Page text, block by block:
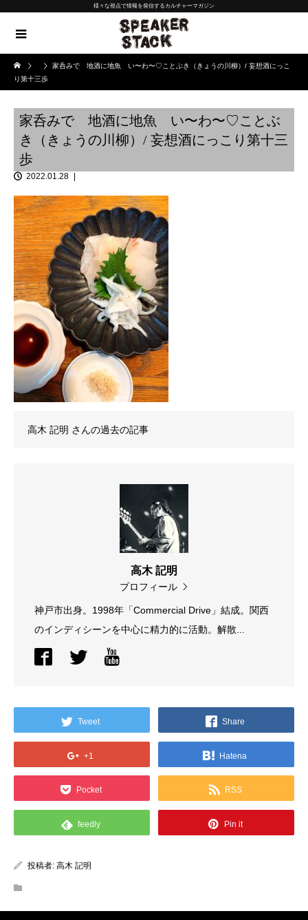
様々な視点で情報を発信するカルチャーマガジン
家呑みで 地酒に地魚 い〜わ〜♡ことぶき（きょうの川柳）/ 妄想酒にっこ
り第十三歩
家呑みで 地酒に地魚 い〜わ〜♡ことぶ
き（きょうの川柳）/ 妄想酒にっこり第十三
歩
2022.01.28
高木 記明 さんの過去の記事
高木 記明
プロフィール
神戸市出身。1998年「Commercial Drive」結成。関西
のインディシーンを中心に精力的に活動。解散...
Tweet Share
+1 Hatena
Pocket RSS
feedly Pin it
投稿者: 高木 記明